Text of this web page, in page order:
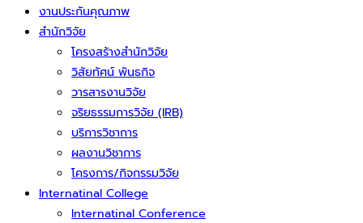
งานประกันคุณภาพ
สำนักวิจัย
โครงสร้างสำนักวิจัย
วิสัยทัศน์ พันธกิจ
วารสารงานวิจัย
จริยธรรมการวิจัย (IRB)
บริการวิชาการ
ผลงานวิชาการ
โครงการ/กิจกรรมวิจัย
Internatinal College
Internatinal Conference